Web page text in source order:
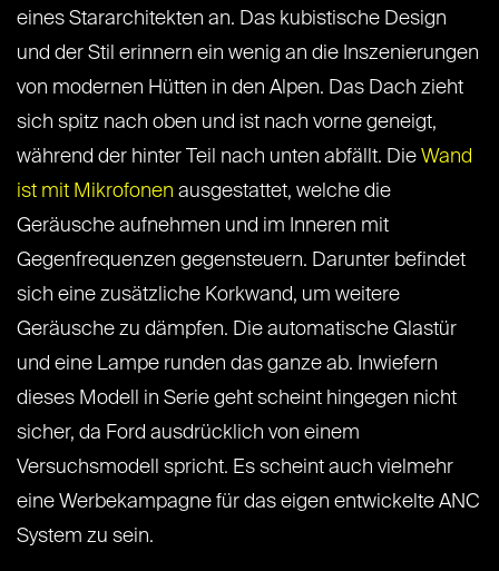
eines Stararchitekten an. Das kubistische Design
und der Stil erinnern ein wenig an die Inszenierungen
von modernen Hütten in den Alpen. Das Dach zieht
sich spitz nach oben und ist nach vorne geneigt,
während der hinter Teil nach unten abfällt. Die Wand
ist mit Mikrofonen ausgestattet, welche die
Geräusche aufnehmen und im Inneren mit
Gegenfrequenzen gegensteuern. Darunter befindet
sich eine zusätzliche Korkwand, um weitere
Geräusche zu dämpfen. Die automatische Glastür
und eine Lampe runden das ganze ab. Inwiefern
dieses Modell in Serie geht scheint hingegen nicht
sicher, da Ford ausdrücklich von einem
Versuchsmodell spricht. Es scheint auch vielmehr
eine Werbekampagne für das eigen entwickelte ANC
System zu sein.